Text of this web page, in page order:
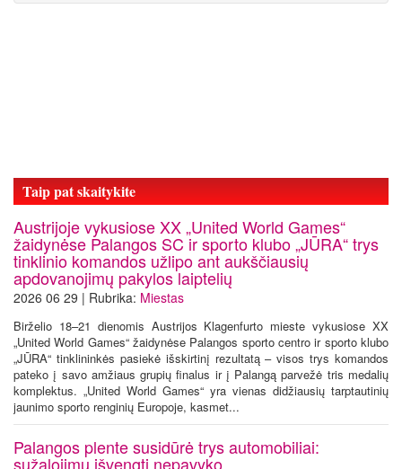
Taip pat skaitykite
Austrijoje vykusiose XX „United World Games“
žaidynėse Palangos SC ir sporto klubo „JŪRA“ trys
tinklinio komandos užlipo ant aukščiausių
apdovanojimų pakylos laiptelių
2026 06 29 | Rubrika: Miestas
Birželio 18–21 dienomis Austrijos Klagenfurto mieste vykusiose XX
„United World Games“ žaidynėse Palangos sporto centro ir sporto klubo
„JŪRA“ tinklininkės pasiekė išskirtinį rezultatą – visos trys komandos
pateko į savo amžiaus grupių finalus ir į Palangą parvežė tris medalių
komplektus. „United World Games“ yra vienas didžiausių tarptautinių
jaunimo sporto renginių Europoje, kasmet...
Palangos plente susidūrė trys automobiliai:
sužalojimų išvengti nepavyko